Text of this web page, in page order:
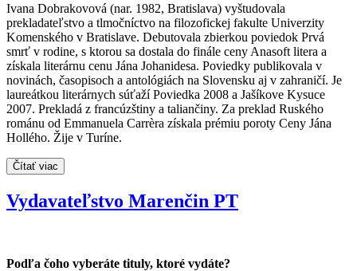
Ivana Dobrakovová (nar. 1982, Bratislava) vyštudovala
prekladateľstvo a tlmočníctvo na filozofickej fakulte Univerzity
Komenského v Bratislave. Debutovala zbierkou poviedok Prvá
smrť v rodine, s ktorou sa dostala do finále ceny Anasoft litera a
získala literárnu cenu Jána Johanidesa. Poviedky publikovala v
novinách, časopisoch a antológiách na Slovensku aj v zahraničí. Je
laureátkou literárnych súťaží Poviedka 2008 a Jašíkove Kysuce
2007. Prekladá z francúzštiny a taliančiny. Za preklad Ruského
románu od Emmanuela Carrèra získala prémiu poroty Ceny Jána
Hollého. Žije v Turíne.
Čítať viac
Vydavateľstvo Marenčin PT
Podľa čoho vyberáte tituly, ktoré vydáte?